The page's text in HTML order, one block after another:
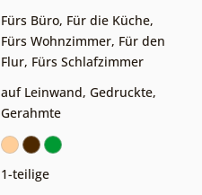
Fürs Büro, Für die Küche,
Fürs Wohnzimmer, Für den
Flur, Fürs Schlafzimmer
auf Leinwand, Gedruckte,
Gerahmte
1-teilige